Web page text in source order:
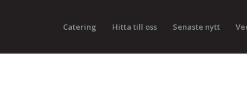
Catering Hitta till oss Senaste nytt